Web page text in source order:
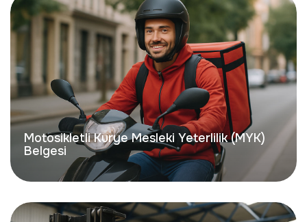
Motosikletli Kurye Mesleki Yeterlilik (MYK)
Belgesi